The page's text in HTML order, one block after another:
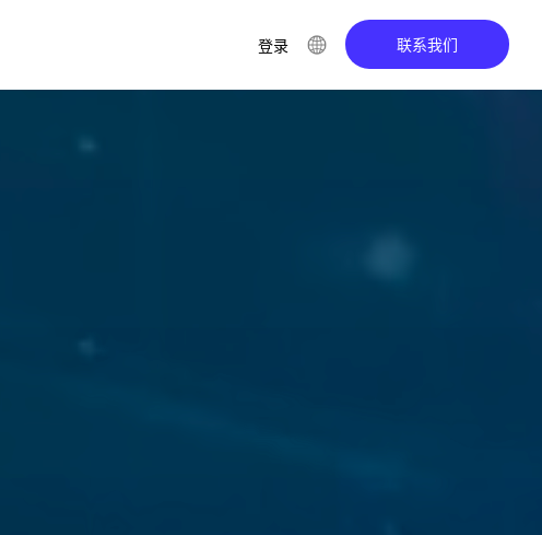
登录 联系我们